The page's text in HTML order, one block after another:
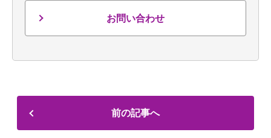
お問い合わせ
前の記事へ